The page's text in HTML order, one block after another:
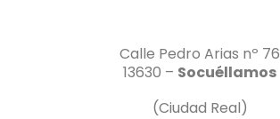
Calle Pedro Arias nº 76
13630 – Socuéllamos
(Ciudad Real)